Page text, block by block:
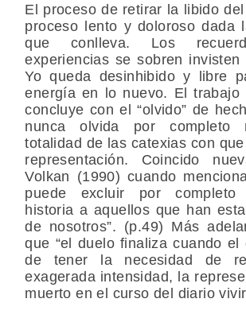
El proceso de retirar la libido
proceso lento y doloroso dada
que conlleva. Los
experiencias se sobren
Yo queda desinhibido y libre
energía en lo nuevo. El trabajo
concluye con el “olvido” de
nunca olvida por
totalidad de las catexias con
representación. Coincido
Volkan (1990) cuando
puede excluir por completo
historia a aquellos que han
de nosotros”. (p.49) Más
que “el duelo finaliza cuando el
de tener la necesidad de
exagerada intensidad, la
muerto en el curso del diario